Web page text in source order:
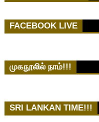
FACEBOOK LIVE
முகநூலில் நாம்!!!
SRI LANKAN TIME!!!